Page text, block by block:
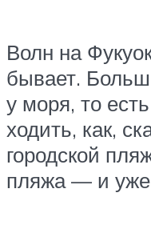
Волн на
бывает.
у моря, то
ходить, как,
городской
пляжа — и